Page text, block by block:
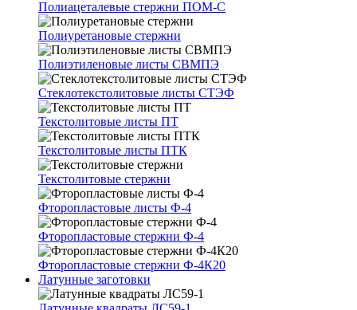
Полиацеталевые стержни ПОМ-С
Полиуретановые стержни
Полиэтиленовые листы СВМПЭ
Стеклотекстолитовые листы СТЭФ
Текстолитовые листы ПТ
Текстолитовые листы ПТК
Текстолитовые стержни
Фторопластовые листы Ф-4
Фторопластовые стержни Ф-4
Фторопластовые стержни Ф-4К20
Латунные заготовки